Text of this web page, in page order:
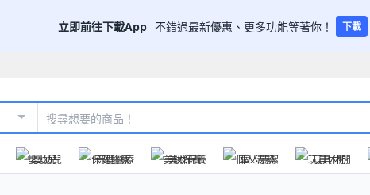
立即前往下載App 不錯過最新優惠、更多功能等著你！ 下載
嬰幼兒 保健醫療 美妝保養 個人清潔 玩具休閒